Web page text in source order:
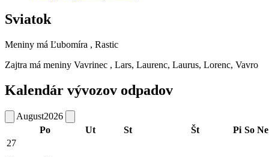
Sviatok
Meniny má Ľubomíra , Rastic
Zajtra má meniny Vavrinec , Lars, Laurenc, Laurus, Lorenc, Vavro
Kalendár vývozov odpadov
August2026
Po
Ut St Št Pi So Ne
27